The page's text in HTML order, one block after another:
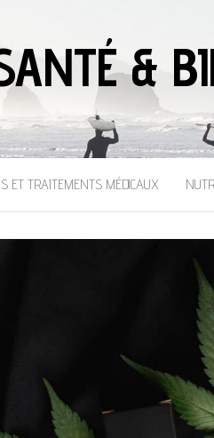
&
ET TRAITEMENTS MÉDICAUX